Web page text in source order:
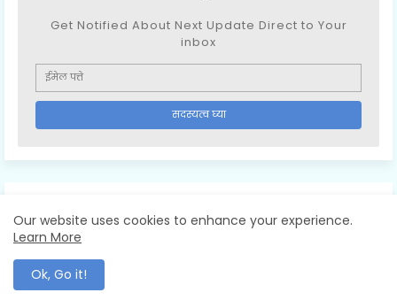
Get Notified About Next Update Direct to Your
inbox
Our website uses cookies to enhance your experience.
Learn More
Ok, Go it!